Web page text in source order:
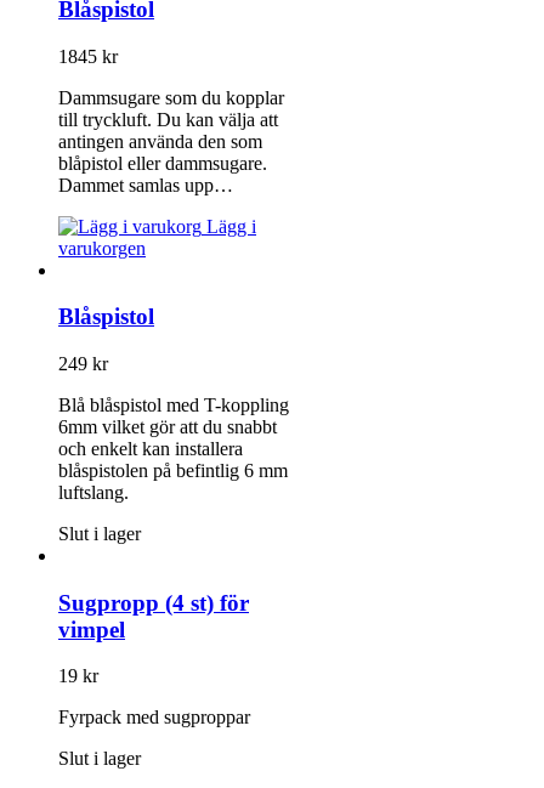
Blåspistol
1845 kr
Dammsugare som du kopplar
till tryckluft. Du kan välja att
antingen använda den som
blåpistol eller dammsugare.
Dammet samlas upp…
Lägg i
varukorgen
Blåspistol
249 kr
Blå blåspistol med T-koppling
6mm vilket gör att du snabbt
och enkelt kan installera
blåspistolen på befintlig 6 mm
luftslang.
Slut i lager
Sugpropp (4 st) för
vimpel
19 kr
Fyrpack med sugproppar
Slut i lager